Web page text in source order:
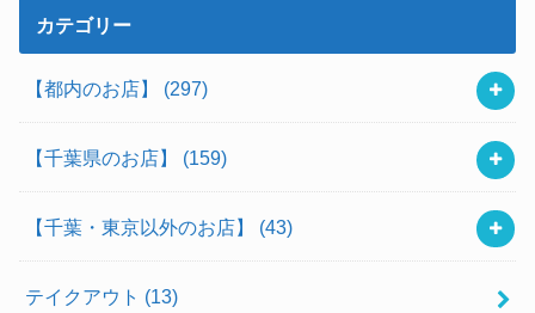
カテゴリー
【都内のお店】 (297)
【千葉県のお店】 (159)
【千葉・東京以外のお店】 (43)
テイクアウト (13)